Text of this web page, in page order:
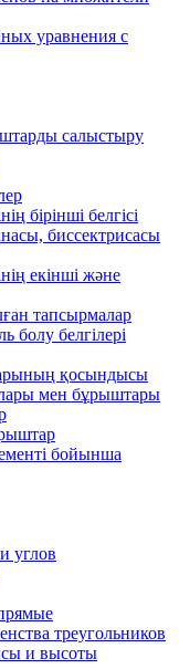
уравнения с
салыстыру
бірінші белгісі
биссектрисасы
екінші және
тапсырмалар
болу белгілері
қосындысы
мен бұрыштары
бойынша
углов
треугольников
и высоты